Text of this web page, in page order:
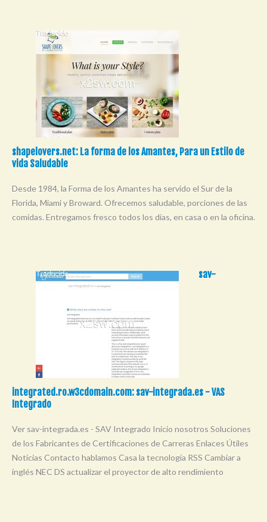
shapelovers.net: La forma de los Amantes, Para un Estilo de
vida Saludable
Desde 1984, la Forma de los Amantes ha servido el Sur de la
Florida, Miami y Broward. Ofrecemos saludable, porciones de las
comidas. Entregamos fresco todos los días, en casa o en la oficina.
sav-
integrated.ro.w3cdomain.com: sav-integrada.es - VAS
Integrado
Ver sav-integrada.es - SAV Integrado Inicio nosotros Soluciones
de los Fabricantes de Certificaciones de Carreras Enlaces Útiles
Noticias Contacto hablamos Casa la tecnología RSS Cambiar a
inglés NEC DS actualizar el proyector de alto rendimiento